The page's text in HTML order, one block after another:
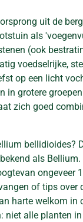
uit de
als
(ook
voedselrijke,
op een licht
in grotere
zich goed
bellidioides?
als Bellium.
ongeveer
of tips over
harte welkom in
niet alle planten